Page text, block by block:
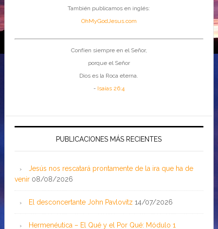
También publicamos en inglés:
OhMyGodJesus.com
Confíen siempre en el Señor,
porque el Señor
Dios es la Roca eterna.
- Isaías 26:4
PUBLICACIONES MÁS RECIENTES
Jesús nos rescatará prontamente de la ira que ha de
venir 08/08/2026
El desconcertante John Pavlovitz 14/07/2026
Hermenéutica – El Qué y el Por Qué: Módulo 1